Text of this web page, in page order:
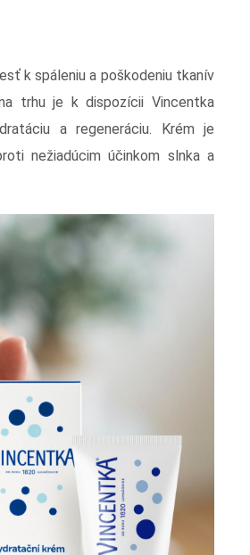
k spáleniu a poškodeniu tkanív
trhu je k dispozícii Vincentka
a regeneráciu. Krém je
nežiadúcim účinkom slnka a